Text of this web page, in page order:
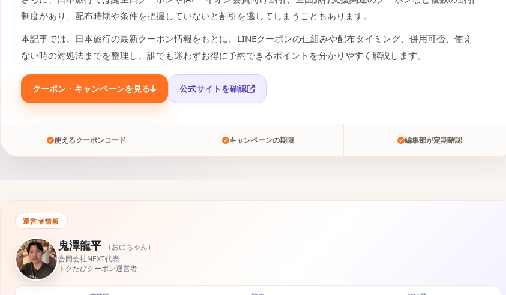
制度があり、配布時期や条件を把握していないと割引を逃してしまうこともあります。
本記事では、日本旅行の最新クーポン情報をもとに、LINEクーポンの仕組みや配布タイミング、併用可否、使え
ない時の対処法までを整理し、誰でも迷わずお得に予約できるポイントを分かりやすく解説します。
クーポン・キャンペーンを見る 公式サイトを確認
使えるクーポンコード キャンペーンの期限 編集部が定期確認
運営者情報
鬼澤龍平 （おにちゃん）
合同会社NEXT代表
トクたびクーポン運営者